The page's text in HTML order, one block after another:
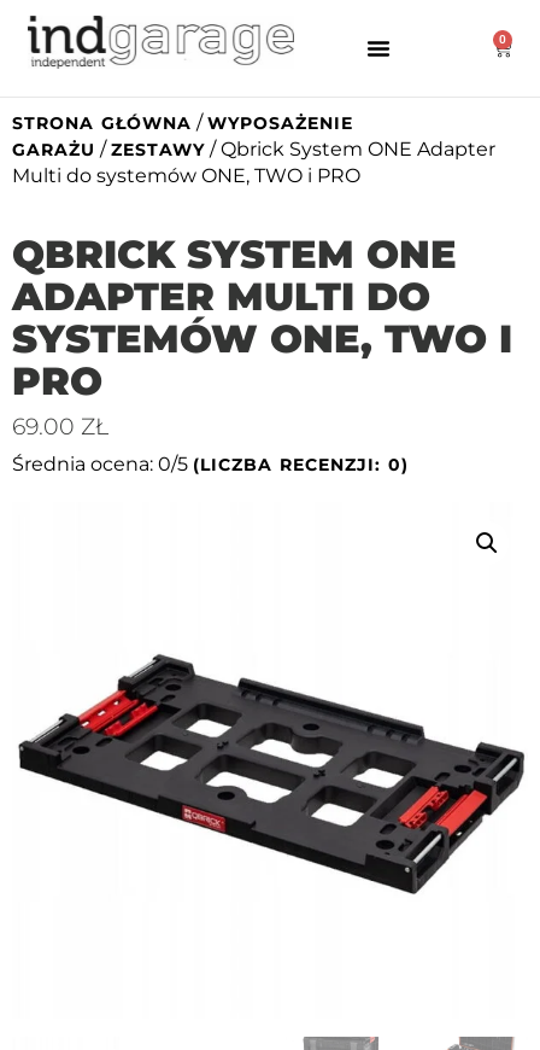
0
STRONA GŁÓWNA /WYPOSAŻENIE
GARAŻU /ZESTAWY / Qbrick System ONE Adapter
Multi do systemów ONE, TWO i PRO
QBRICK SYSTEM ONE
ADAPTER MULTI DO
SYSTEMÓW ONE, TWO I
PRO
69.00 ZŁ
Średnia ocena: 0/5 (LICZBA RECENZJI: 0)